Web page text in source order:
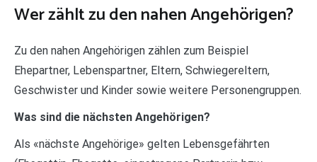
Wer zählt zu den nahen Angehörigen?
Zu den nahen Angehörigen zählen zum Beispiel
Ehepartner, Lebenspartner, Eltern, Schwiegereltern,
Geschwister und Kinder sowie weitere Personengruppen.
Was sind die nächsten Angehörigen?
Als «nächste Angehörige» gelten Lebensgefährten